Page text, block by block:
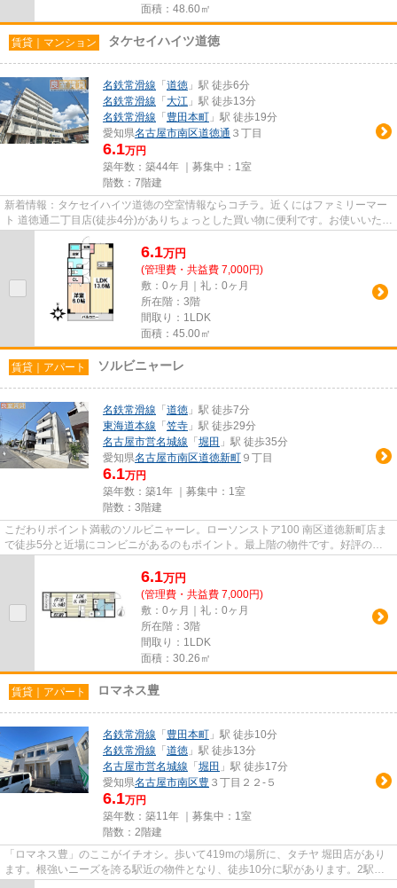
面積：48.60㎡
賃貸｜マンション タケセイハイツ道徳
名鉄常滑線 「 道徳 」駅 徒歩6分
名鉄常滑線 「 大江 」駅 徒歩13分
名鉄常滑線 「 豊田本町 」駅 徒歩19分
愛知県名古屋市南区道徳通 ３丁目
6.1万円
築年数：築44年 ｜募集中： 1室
階数：7階建
新着情報：タケセイハイツ道徳の空室情報ならコチラ。近くにはファミリーマー
ト 道徳通二丁目店(徒歩4分)がありちょっとした買い物に便利です。お使いいただ
ける駅は2駅あり、行き先に...
6.1万円
(管理費・共益費 7,000円)
敷：0ヶ月｜礼：0ヶ月
所在階：3階
間取り：1LDK
面積：45.00㎡
賃貸｜アパート ソルビニャーレ
名鉄常滑線 「 道徳 」駅 徒歩7分
東海道本線 「 笠寺 」駅 徒歩29分
名古屋市営名城線 「 堀田 」駅 徒歩35分
愛知県名古屋市南区道徳新町 ９丁目
6.1万円
築年数：築1年 ｜募集中： 1室
階数：3階建
こだわりポイント満載のソルビニャーレ。ローソンストア100 南区道徳新町店ま
で徒歩5分と近場にコンビニがあるのもポイント。最上階の物件です。好評の駅
6.1万円
(管理費・共益費 7,000円)
敷：0ヶ月｜礼：0ヶ月
所在階：3階
間取り：1LDK
面積：30.26㎡
賃貸｜アパート ロマネス豊
名鉄常滑線 「 豊田本町 」駅 徒歩10分
名鉄常滑線 「 道徳 」駅 徒歩13分
名古屋市営名城線 「 堀田 」駅 徒歩17分
愛知県名古屋市南区豊 ３丁目２２-５
6.1万円
築年数：築11年 ｜募集中： 1室
階数：2階建
「ロマネス豊」のここがイチオシ。歩いて419mの場所に、タチヤ 堀田店があり
ます。根強いニーズを誇る駅近の物件となり、徒歩10分に駅があります。2駅利